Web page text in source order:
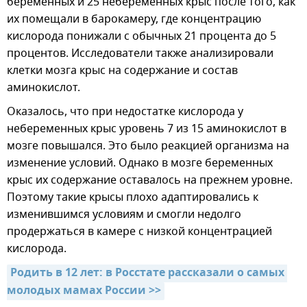
их помещали в барокамеру, где концентрацию
кислорода понижали с обычных 21 процента до 5
процентов. Исследователи также анализировали
клетки мозга крыс на содержание и состав
аминокислот.
Оказалось, что при недостатке кислорода у
небеременных крыс уровень 7 из 15 аминокислот в
мозге повышался. Это было реакцией организма на
изменение условий. Однако в мозге беременных
крыс их содержание оставалось на прежнем уровне.
Поэтому такие крысы плохо адаптировались к
изменившимся условиям и смогли недолго
продержаться в камере с низкой концентрацией
кислорода.
Родить в 12 лет: в Росстате рассказали о самых
молодых мамах России >>